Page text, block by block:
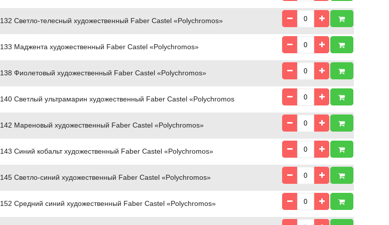
132 Светло-телесный художественный Faber Castel «Polychromos»
133 Маджента художественный Faber Castel «Polychromos»
138 Фиолетовый художественный Faber Castel «Polychromos»
140 Светлый ультрамарин художественный Faber Castel «Polychromos
142 Мареновый художественный Faber Castel «Polychromos»
143 Синий кобальт художественный Faber Castel «Polychromos»
145 Светло-синий художественный Faber Castel «Polychromos»
152 Средний синий художественный Faber Castel «Polychromos»